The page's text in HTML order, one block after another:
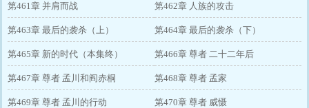
第461章 并肩而战 第462章 人族的攻击
第463章 最后的袭杀（上） 第464章 最后的袭杀（下）
第465章 新的时代（本集终） 第466章 尊者 二十二年后
第467章 尊者 孟川和阎赤桐 第468章 尊者 孟家
第469章 尊者 孟川的行动 第470章 尊者 威慑